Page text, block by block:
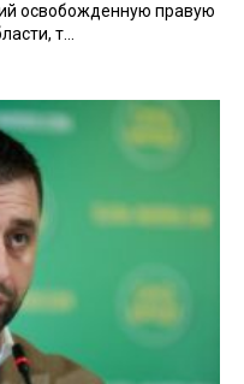
освобожденную правую
т...